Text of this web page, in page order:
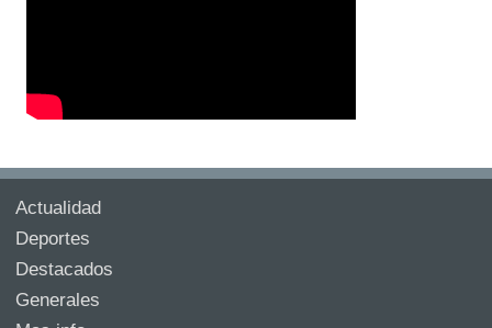
Actualidad
Deportes
Destacados
Generales